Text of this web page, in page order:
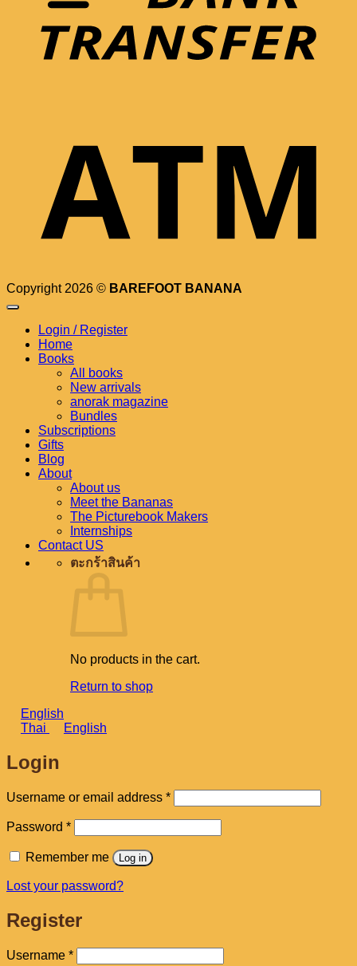
Copyright 2026 © BAREFOOT BANANA
Login / Register
Home
Books
All books
New arrivals
anorak magazine
Bundles
Subscriptions
Gifts
Blog
About
About us
Meet the Bananas
The Picturebook Makers
Internships
Contact US
ตะกร้าสินค้า
No products in the cart.
Return to shop
English
Thai
English
Login
Username or email address *Required
Password *Required
Remember me Log in
Lost your password?
Register
Username *Required